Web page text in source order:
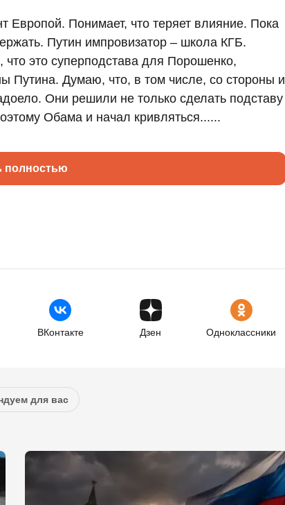
Понимает, что теряет влияние. Пока
Путин импровизатор – школа КГБ.
это суперподстава для Порошенко,
Путина. Думаю, что, в том числе, со стороны и
Они решили не только сделать подставу
Обама и начал кривляться......
полностью
ВКонтакте Дзен Одноклассники
для вас